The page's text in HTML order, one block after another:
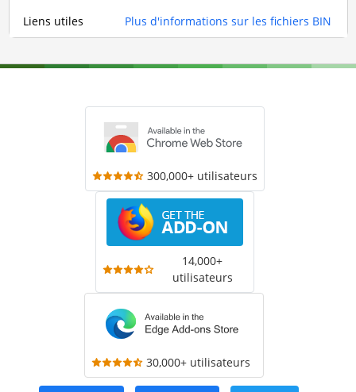
Liens utiles Plus d'informations sur les fichiers BIN
300,000+ utilisateurs
14,000+
utilisateurs
30,000+ utilisateurs